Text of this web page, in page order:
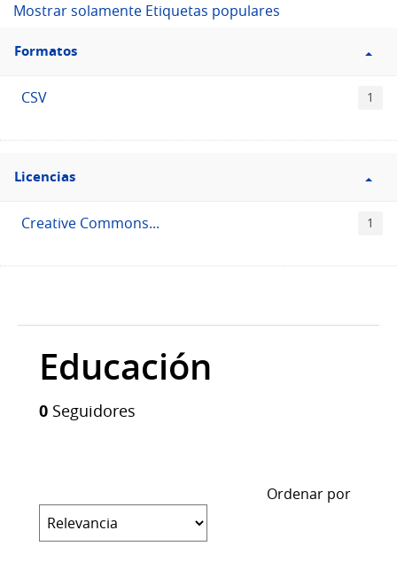
Mostrar solamente Etiquetas populares
Filtro
Formatos
Formatos
CSV 1
Filtro
Licencias
Licencias
Creative Commons... 1
Educación
0 Seguidores
Ordenar por